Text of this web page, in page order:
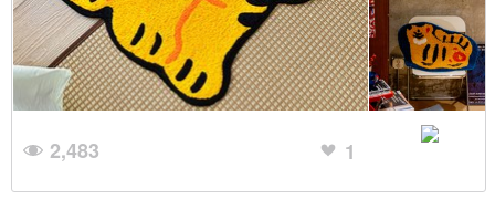
2,483 1